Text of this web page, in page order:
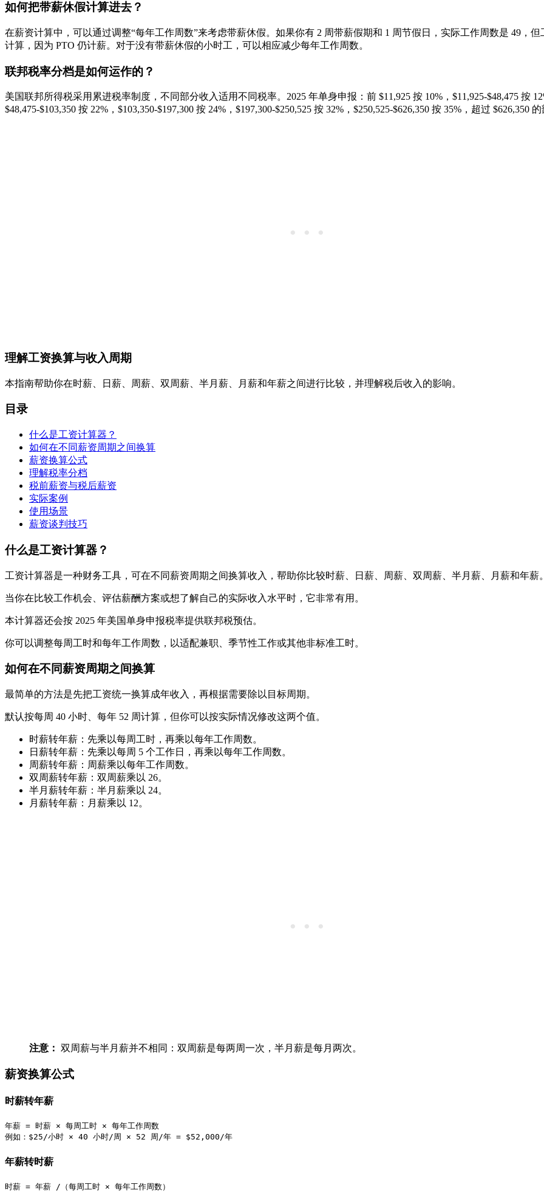
如何把带薪休假计算进去？
在薪资计算中，可以通过调整“每年工作周数”来考虑带薪休假。如果你有 2 周带薪假期和 1 周节假日，实际工作周数是 49，但
计算，因为 PTO 仍计薪。对于没有带薪休假的小时工，可以相应减少每年工作周数。
联邦税率分档是如何运作的？
美国联邦所得税采用累进税率制度，不同部分收入适用不同税率。2025 年单身申报：前 $11,925 按 10%，$11,925-$48,475 按
$48,475-$103,350 按 22%，$103,350-$197,300 按 24%，$197,300-$250,525 按 32%，$250,525-$626,350 按 35%，超过 $626,350 的
理解工资换算与收入周期
本指南帮助你在时薪、日薪、周薪、双周薪、半月薪、月薪和年薪之间进行比较，并理解税后收入的影响。
目录
什么是工资计算器？
如何在不同薪资周期之间换算
薪资换算公式
理解税率分档
税前薪资与税后薪资
实际案例
使用场景
薪资谈判技巧
什么是工资计算器？
工资计算器是一种财务工具，可在不同薪资周期之间换算收入，帮助你比较时薪、日薪、周薪、双周薪、半月薪、月薪和年薪。
当你在比较工作机会、评估薪酬方案或想了解自己的实际收入水平时，它非常有用。
本计算器还会按 2025 年美国单身申报税率提供联邦税预估。
你可以调整每周工时和每年工作周数，以适配兼职、季节性工作或其他非标准工时。
如何在不同薪资周期之间换算
最简单的方法是先把工资统一换算成年收入，再根据需要除以目标周期。
默认按每周 40 小时、每年 52 周计算，但你可以按实际情况修改这两个值。
时薪转年薪：先乘以每周工时，再乘以每年工作周数。
日薪转年薪：先乘以每周 5 个工作日，再乘以每年工作周数。
周薪转年薪：周薪乘以每年工作周数。
双周薪转年薪：双周薪乘以 26。
半月薪转年薪：半月薪乘以 24。
月薪转年薪：月薪乘以 12。
注意： 双周薪与半月薪并不相同：双周薪是每两周一次，半月薪是每月两次。
薪资换算公式
时薪转年薪
年薪 = 时薪 × 每周工时 × 每年工作周数
年薪转时薪
时薪 = 年薪 /（每周工时 × 每年工作周数）